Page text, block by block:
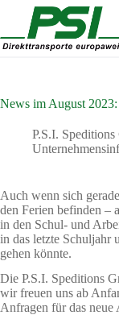
springen
News im August
P.S.I.
Auch wenn sich
den Ferien befinden –
in den Schul- und
in das letzte Schuljahr
gehen könnte.
Die P.S.I. Speditions
wir freuen uns ab
Anfragen für das neue